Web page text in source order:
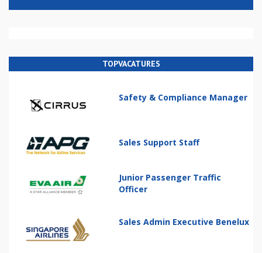
TOPVACATURES
Safety & Compliance Manager
Sales Support Staff
Junior Passenger Traffic
Officer
Sales Admin Executive Benelux